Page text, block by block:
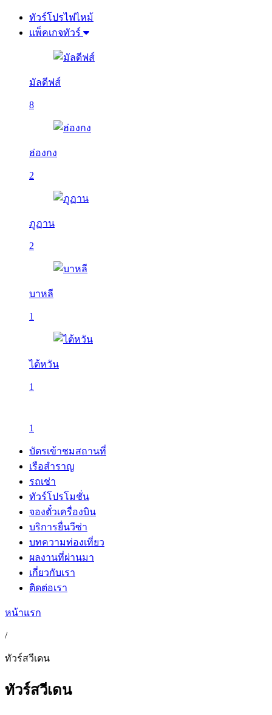
ทัวร์โปรไฟไหม้
แพ็คเกจทัวร์
มัลดีฟส์
8
ฮ่องกง
2
ภูฏาน
2
บาหลี
1
ไต้หวัน
1
1
บัตรเข้าชมสถานที่
เรือสำราญ
รถเช่า
ทัวร์โปรโมชั่น
จองตั๋วเครื่องบิน
บริการยื่นวีซ่า
บทความท่องเที่ยว
ผลงานที่ผ่านมา
เกี่ยวกับเรา
ติดต่อเรา
หน้าแรก
/
ทัวร์สวีเดน
ทัวร์สวีเดน